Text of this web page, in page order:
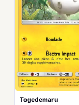
Togedemaru